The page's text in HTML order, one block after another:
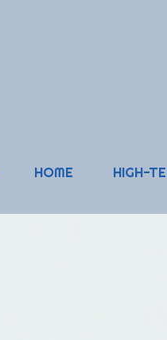
HOME HIGH-